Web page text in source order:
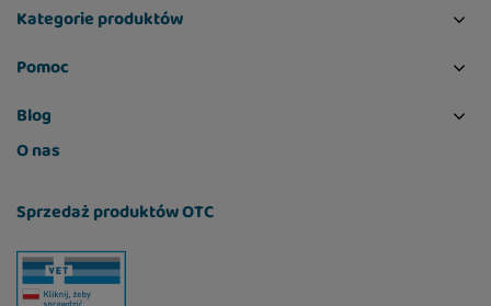
Kategorie produktów
Pomoc
Blog
O nas
Sprzedaż produktów OTC